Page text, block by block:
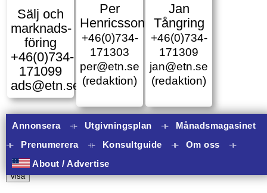
Sälj och
marknads­
föring
+46(0)734-
171099
ads@etn.se
Per
Henricsson
+46(0)734-
171303
per@etn.se
(redaktion)
Jan
Tångring
+46(0)734-
171309
jan@etn.se
(redaktion)
Annonsera ⟛ Utgivningsplan ⟛
Månadsmagasinet
⟛
Prenumerera ⟛ Konsultguide ⟛ Om oss
⟛
About / Advertise
10 banners varav 10 har onclick.